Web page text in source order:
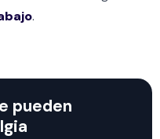
.
pueden